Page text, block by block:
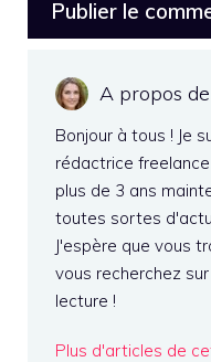
A propos
Bonjour à tous ! Je
rédactrice
plus de 3 ans
toutes sortes
J'espère que vous
vous recherchez
lecture !
Plus d'articles de